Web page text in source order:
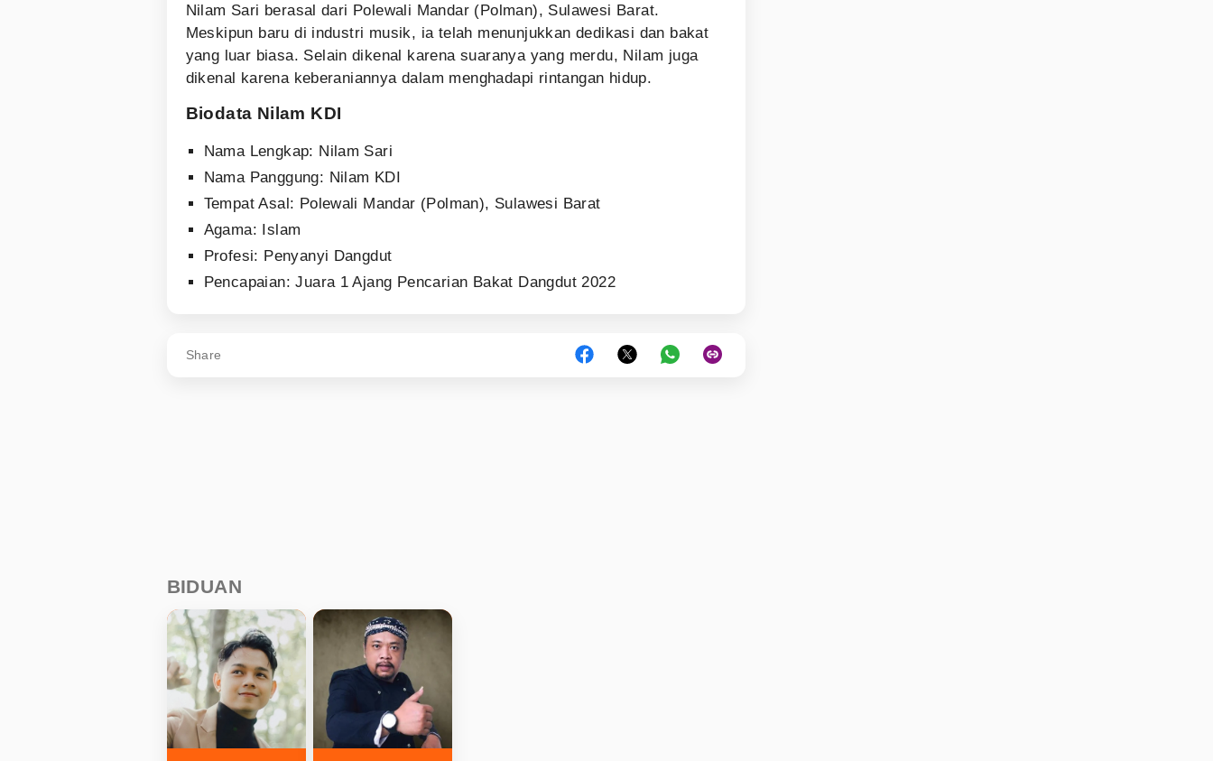
Nilam Sari berasal dari Polewali Mandar (Polman), Sulawesi Barat.
Meskipun baru di industri musik, ia telah menunjukkan dedikasi dan bakat
yang luar biasa. Selain dikenal karena suaranya yang merdu, Nilam juga
dikenal karena keberaniannya dalam menghadapi rintangan hidup.
Biodata Nilam KDI
Nama Lengkap: Nilam Sari
Nama Panggung: Nilam KDI
Tempat Asal: Polewali Mandar (Polman), Sulawesi Barat
Agama: Islam
Profesi: Penyanyi Dangdut
Pencapaian: Juara 1 Ajang Pencarian Bakat Dangdut 2022
Share
BIDUAN